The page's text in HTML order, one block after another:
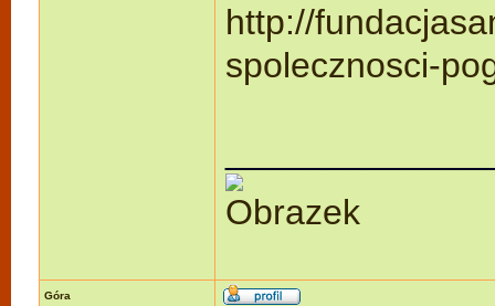
http://
spolecznosci-
Góra